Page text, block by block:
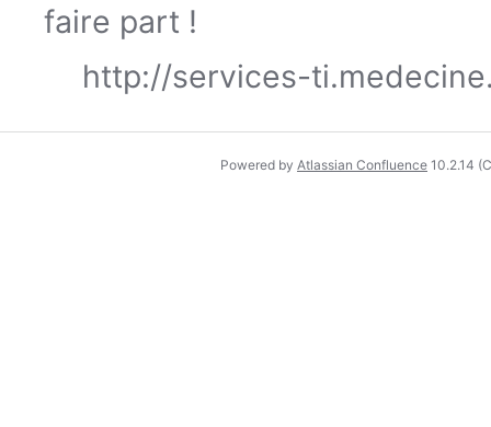
faire part !
http://services-
Powered by Atlassian Confluence 10.2.14